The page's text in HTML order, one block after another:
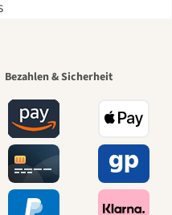
uns
Bezahlen & Sicherheit